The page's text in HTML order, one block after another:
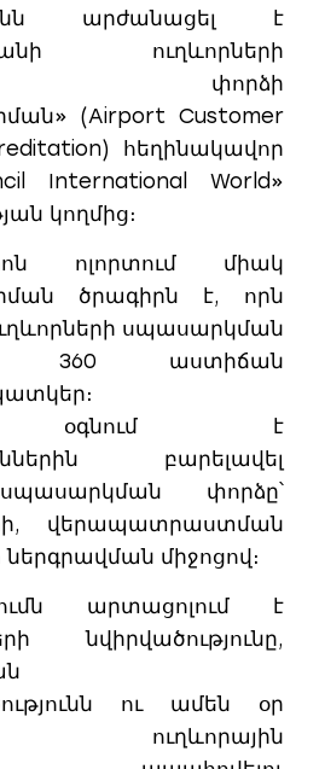
արժանացել է
ուղևորների
փորձի
(Airport Customer
հեղինակավոր
International World»
կողմից։
ոլորտում միակ
ծրագիրն է, որն
սպասարկման
360 աստիճան
օգնում է
բարելավել
փորձը՝
վերապատրաստման
միջոցով։
արտացոլում է
նվիրվածությունը,
ու ամեն օր
ուղևորային